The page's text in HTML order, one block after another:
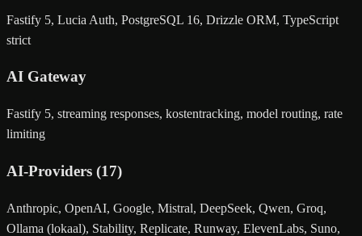
Fastify 5, Lucia Auth, PostgreSQL 16, Drizzle ORM, TypeScript
strict
AI Gateway
Fastify 5, streaming responses, kostentracking, model routing, rate
limiting
AI-Providers (17)
Anthropic, OpenAI, Google, Mistral, DeepSeek, Qwen, Groq,
Ollama (lokaal), Stability, Replicate, Runway, ElevenLabs, Suno,